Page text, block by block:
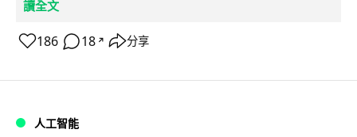
讀全文
186 18 ↗ 分享
人工智能